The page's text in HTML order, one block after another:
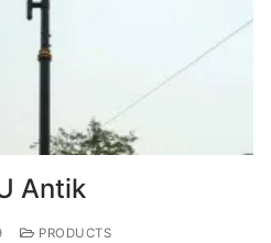
Antik
PRODUCTS